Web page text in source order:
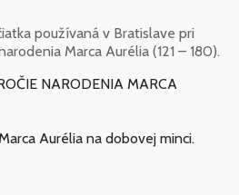
používaná v Bratislave pri
Marca Aurélia (121 – 180).
NARODENIA MARCA
Aurélia na dobovej minci.